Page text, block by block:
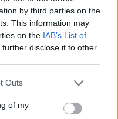
by third parties on the
This information may
on the IAB’s List of
further disclose it to other
Outs
of my
e da
Lorenzo
Officer del
DailyMediae
content, video,
. Con RUDE
forniamo